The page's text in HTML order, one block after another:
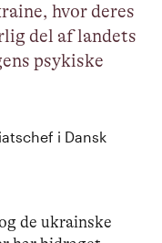
hvor deres
del af landets
psykiske
i Dansk
de ukrainske